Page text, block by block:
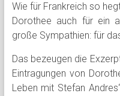
Wie für Frankreich so
Dorothee auch für ein
große Sympathien: für
Das bezeugen die
Eintragungen von
Leben mit Stefan